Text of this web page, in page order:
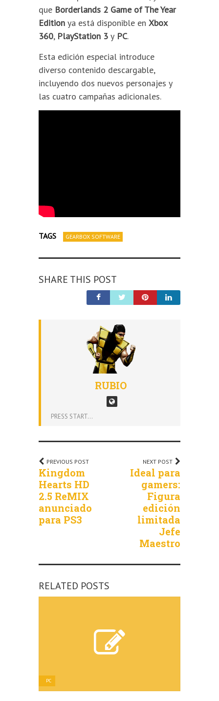
que Borderlands 2 Game of The Year
Edition ya está disponible en Xbox
360, PlayStation 3 y PC.
Esta edición especial introduce
diverso contenido descargable,
incluyendo dos nuevos personajes y
las cuatro campañas adicionales.
TAGS GEARBOX SOFTWARE
SHARE THIS POST
RUBIO
PRESS START...
PREVIOUS POST
Kingdom
Hearts HD
2.5 ReMIX
anunciado
para PS3
NEXT POST
Ideal para
gamers:
Figura
edición
limitada
Jefe
Maestro
RELATED POSTS
PC